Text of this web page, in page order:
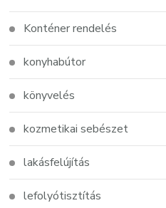
Konténer rendelés
konyhabútor
könyvelés
kozmetikai sebészet
lakásfelújítás
lefolyótisztítás